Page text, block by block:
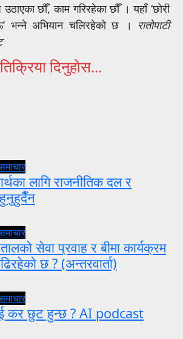
छौँ, काम गरिरहेका छौँ । यहाँ ‘छोरी
भन्ने अभियान चलिरहेको छ । रातोपाटी
दिनुहोस...
लागि राजनीतिक दल र
सेवा प्रवाह र बीमा कार्यक्रम
छ ? (अन्तरवार्ता)
कर छुट हुन्छ ? AI podcast